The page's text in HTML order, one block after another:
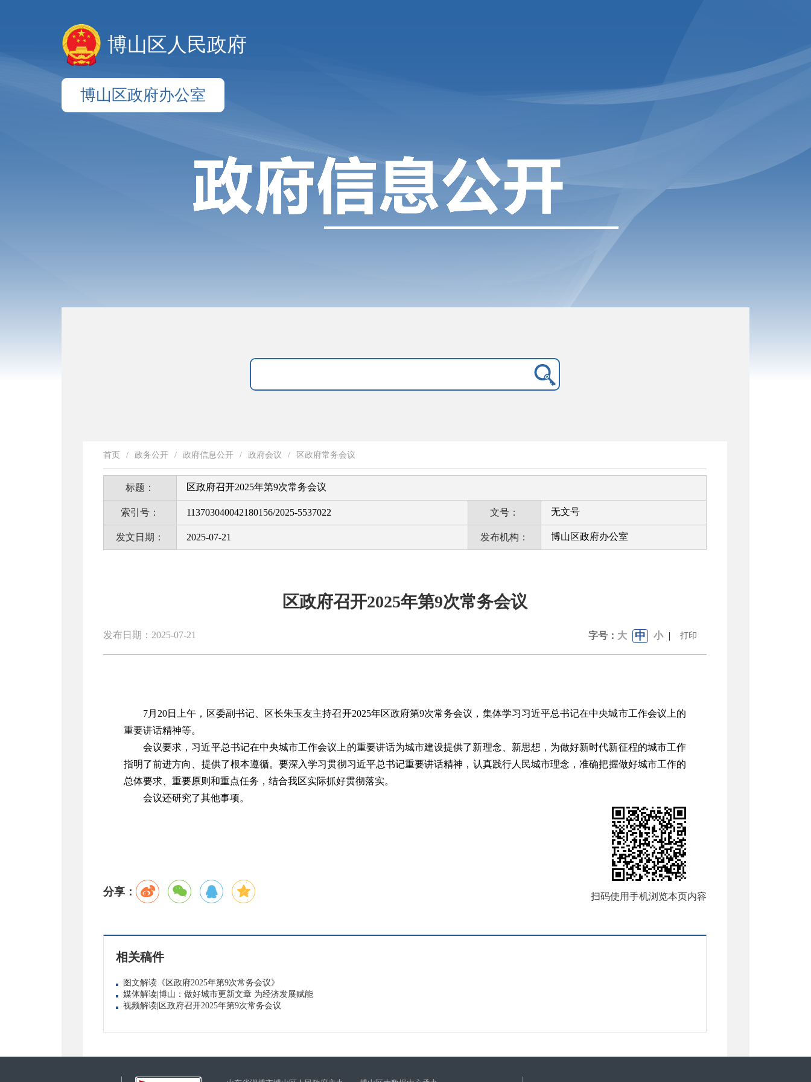
博山区人民政府
博山区政府办公室
首页 / 政务公开 / 政府信息公开 / 政府会议 / 区政府常务会议
标题： 区政府召开2025年第9次常务会议
索引号： 113703040042180156/2025-5537022 文号： 无文号
发文日期： 2025-07-21 发布机构： 博山区政府办公室
区政府召开2025年第9次常务会议
发布日期：2025-07-21 字号： 大 中 小 | 打印
7月20日上午，区委副书记、区长朱玉友主持召开2025年区政府第9次常务会议，集体学习习近平总书记在中央城市工作会议上的
重要讲话精神等。
会议要求，习近平总书记在中央城市工作会议上的重要讲话为城市建设提供了新理念、新思想，为做好新时代新征程的城市工作
指明了前进方向、提供了根本遵循。要深入学习贯彻习近平总书记重要讲话精神，认真践行人民城市理念，准确把握做好城市工作的
总体要求、重要原则和重点任务，结合我区实际抓好贯彻落实。
会议还研究了其他事项。
分享： 扫码使用手机浏览本页内容
相关稿件
图文解读《区政府2025年第9次常务会议》
媒体解读|博山：做好城市更新文章 为经济发展赋能
视频解读|区政府召开2025年第9次常务会议